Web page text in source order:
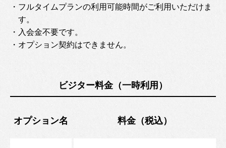
・フルタイムプランの利用可能時間がご利用いただけま
す。
・入会金不要です。
・オプション契約はできません。
ビジター料金（一時利用）
オプション名 料金（税込）